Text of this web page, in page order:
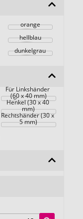
orange
hellblau
dunkelgrau
Für Linkshänder
(60 x 40 mm)
Gegenüber vom
Henkel (30 x 40
mm)
Innen - für
Rechtshänder (30 x
5 mm)